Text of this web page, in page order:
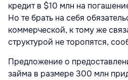
кредит в $10 млн на
Но те брать на себя
коммерческой, к тому же
структурой не торопятся,
Предложение о
займа в размере 300 млн